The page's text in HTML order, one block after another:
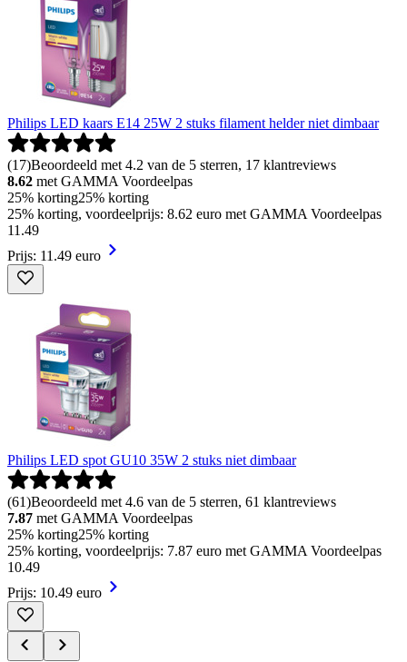
Philips LED kaars E14 25W 2 stuks filament helder niet dimbaar
(17)Beoordeeld met 4.2 van de 5 sterren, 17 klantreviews
8.62 met GAMMA Voordeelpas
25% korting25% korting
25% korting, voordeelprijs: 8.62 euro met GAMMA Voordeelpas
11 .49
Prijs: 11.49 euro
Philips LED spot GU10 35W 2 stuks niet dimbaar
(61)Beoordeeld met 4.6 van de 5 sterren, 61 klantreviews
7.87 met GAMMA Voordeelpas
25% korting25% korting
25% korting, voordeelprijs: 7.87 euro met GAMMA Voordeelpas
10.49
Prijs: 10.49 euro